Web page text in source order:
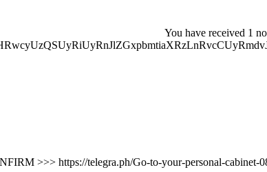
🔐 You have received